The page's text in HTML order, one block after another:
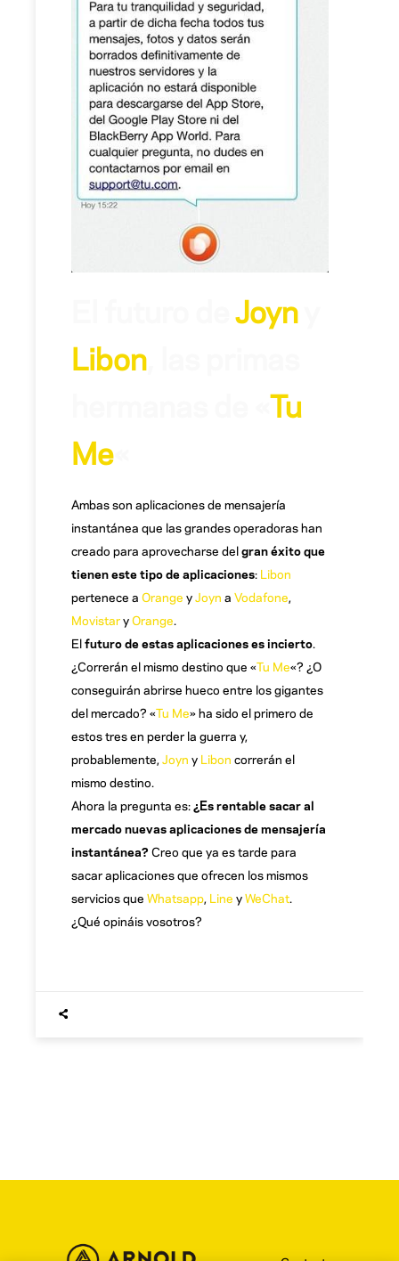
Joyn
Libon
Tu
Me
Ambas son aplicaciones de mensajería
instantánea que las grandes operadoras han
creado para aprovecharse delgran éxito que
tienen este tipo de aplicaciones: Libon
pertenece a Orange yJoyn a Vodafone
MovistaryOrange
Elfuturo de estas aplicaciones es incierto
¿Correrán el mismo destino que «Tu Me«? ¿O
conseguirán abrirse hueco entre los gigantes
del mercado? «Tu Me» ha sido el primero de
estos tres en perder la guerra y,
probablemente, Joyn y Libon correrán el
mismo destino.
Ahora la pregunta es: ¿Es rentable sacar al
mercado nuevas aplicaciones de mensajería
instantánea? Creo que ya es tarde para
sacar aplicaciones que ofrecen los mismos
servicios que Whatsapp Line yWeChat
¿Qué opináis vosotros?